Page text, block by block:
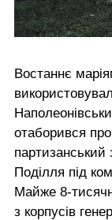
Востаннє
отаборився
партизанський
Поділля під
Майже 8-
з корпусів